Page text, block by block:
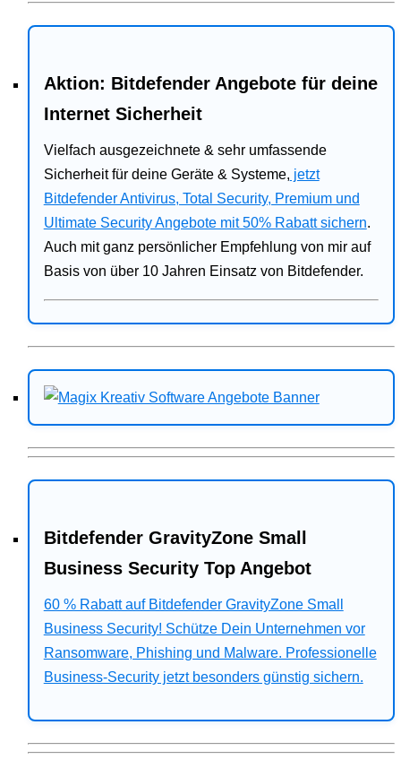
Aktion: Bitdefender Angebote für deine
Internet Sicherheit
Vielfach ausgezeichnete & sehr umfassende
Sicherheit für deine Geräte & Systeme, jetzt
Bitdefender Antivirus, Total Security, Premium und
Ultimate Security Angebote mit 50% Rabatt sichern.
Auch mit ganz persönlicher Empfehlung von mir auf
Basis von über 10 Jahren Einsatz von Bitdefender.
Bitdefender GravityZone Small
Business Security Top Angebot
60 % Rabatt auf Bitdefender GravityZone Small
Business Security! Schütze Dein Unternehmen vor
Ransomware, Phishing und Malware. Professionelle
Business-Security jetzt besonders günstig sichern.